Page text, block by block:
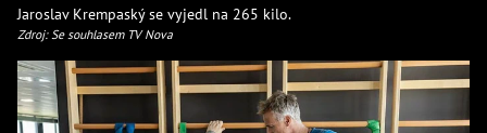
Jaroslav Krempaský se vyjedl na 265 kilo.
Zdroj: Se souhlasem TV Nova